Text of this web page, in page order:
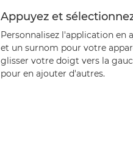
Appuyez et
Personnalisez l'application en
et un surnom pour votre
glisser votre doigt vers la
pour en ajouter d'autres.